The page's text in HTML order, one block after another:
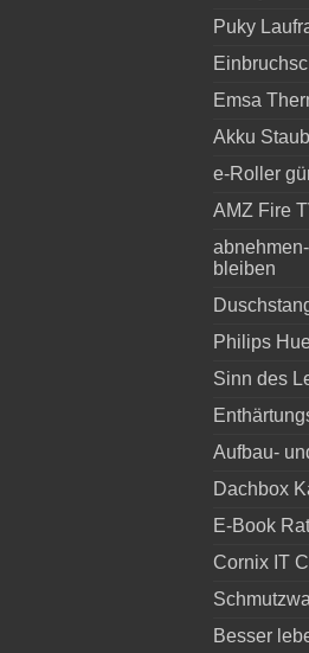
Puky
Emsa
Akku
e-Roller
AMZ Fire
bleiben
Philips
Sinn des
Aufbau-
Dachbox
E-Book
Cornix IT
Besser